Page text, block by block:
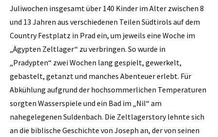
Juliwochen insgesamt über 140 Kinder im Alter zwischen 8
und 13 Jahren aus verschiedenen Teilen Südtirols auf dem
Country Festplatz in Prad ein, um jeweils eine Woche im
„Ägypten Zeltlager“ zu verbringen. So wurde in
„Pradypten“ zwei Wochen lang gespielt, gewerkelt,
gebastelt, getanzt und manches Abenteuer erlebt. Für
Abkühlung aufgrund der hochsommerlichen Temperaturen
sorgten Wasserspiele und ein Bad im „Nil“ am
nahegelegenen Suldenbach. Die Zeltlagerstory lehnte sich
an die biblische Geschichte von Joseph an, der von seinen